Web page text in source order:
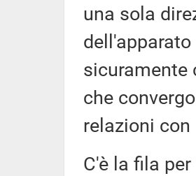
una sola
sicuramente
che
relazioni
C'è la fila